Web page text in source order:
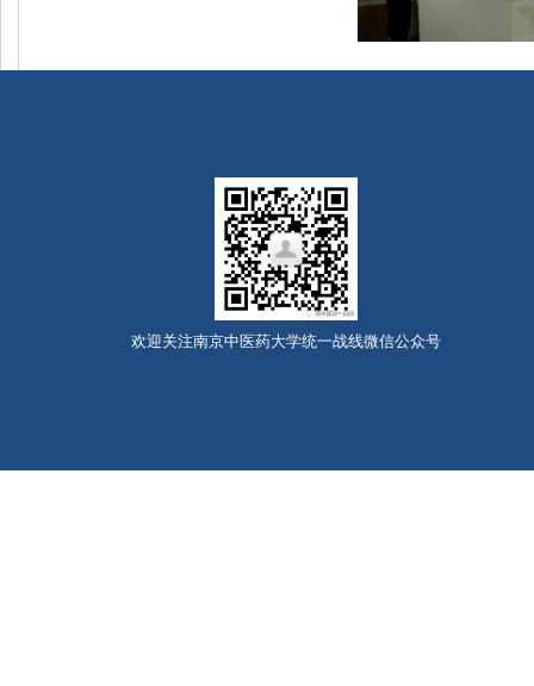
欢迎关注南京中医药大学统一战线微信公众号